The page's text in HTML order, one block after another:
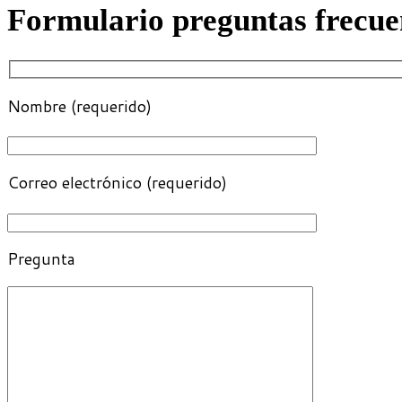
Formulario preguntas
Nombre (requerido)
Correo electrónico (requerido)
Pregunta